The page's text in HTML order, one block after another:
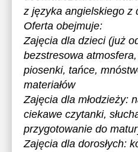
z języka angielskiego z
Oferta obejmuje:
Zajęcia dla dzieci (już
bezstresowa
piosenki, tańce,
materiałów
Zajęcia dla młodzieży:
ciekawe czytanki,
przygotowanie do
Zajęcia dla dorosłych: